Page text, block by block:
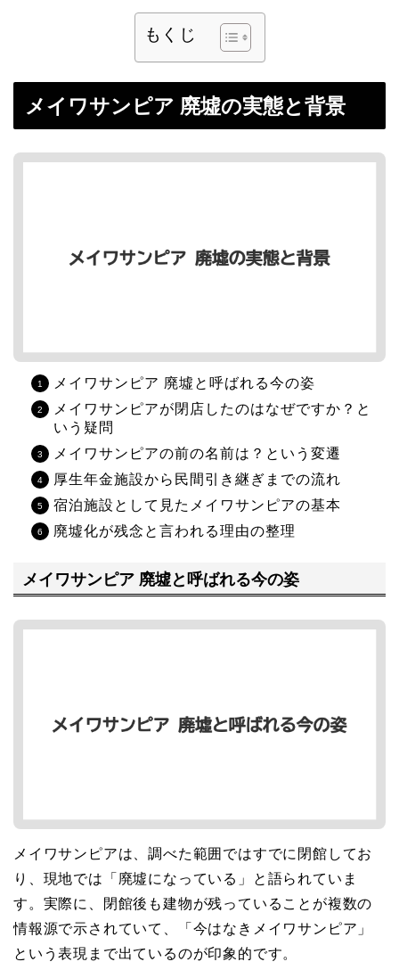
もくじ
メイワサンピア 廃墟の実態と背景
メイワサンピア 廃墟と呼ばれる今の姿
メイワサンピアが閉店したのはなぜですか？と
いう疑問
メイワサンピアの前の名前は？という変遷
厚生年金施設から民間引き継ぎまでの流れ
宿泊施設として見たメイワサンピアの基本
廃墟化が残念と言われる理由の整理
メイワサンピア 廃墟と呼ばれる今の姿
メイワサンピアは、調べた範囲ではすでに閉館してお
り、現地では「廃墟になっている」と語られていま
す。実際に、閉館後も建物が残っていることが複数の
情報源で示されていて、「今はなきメイワサンピア」
という表現まで出ているのが印象的です。